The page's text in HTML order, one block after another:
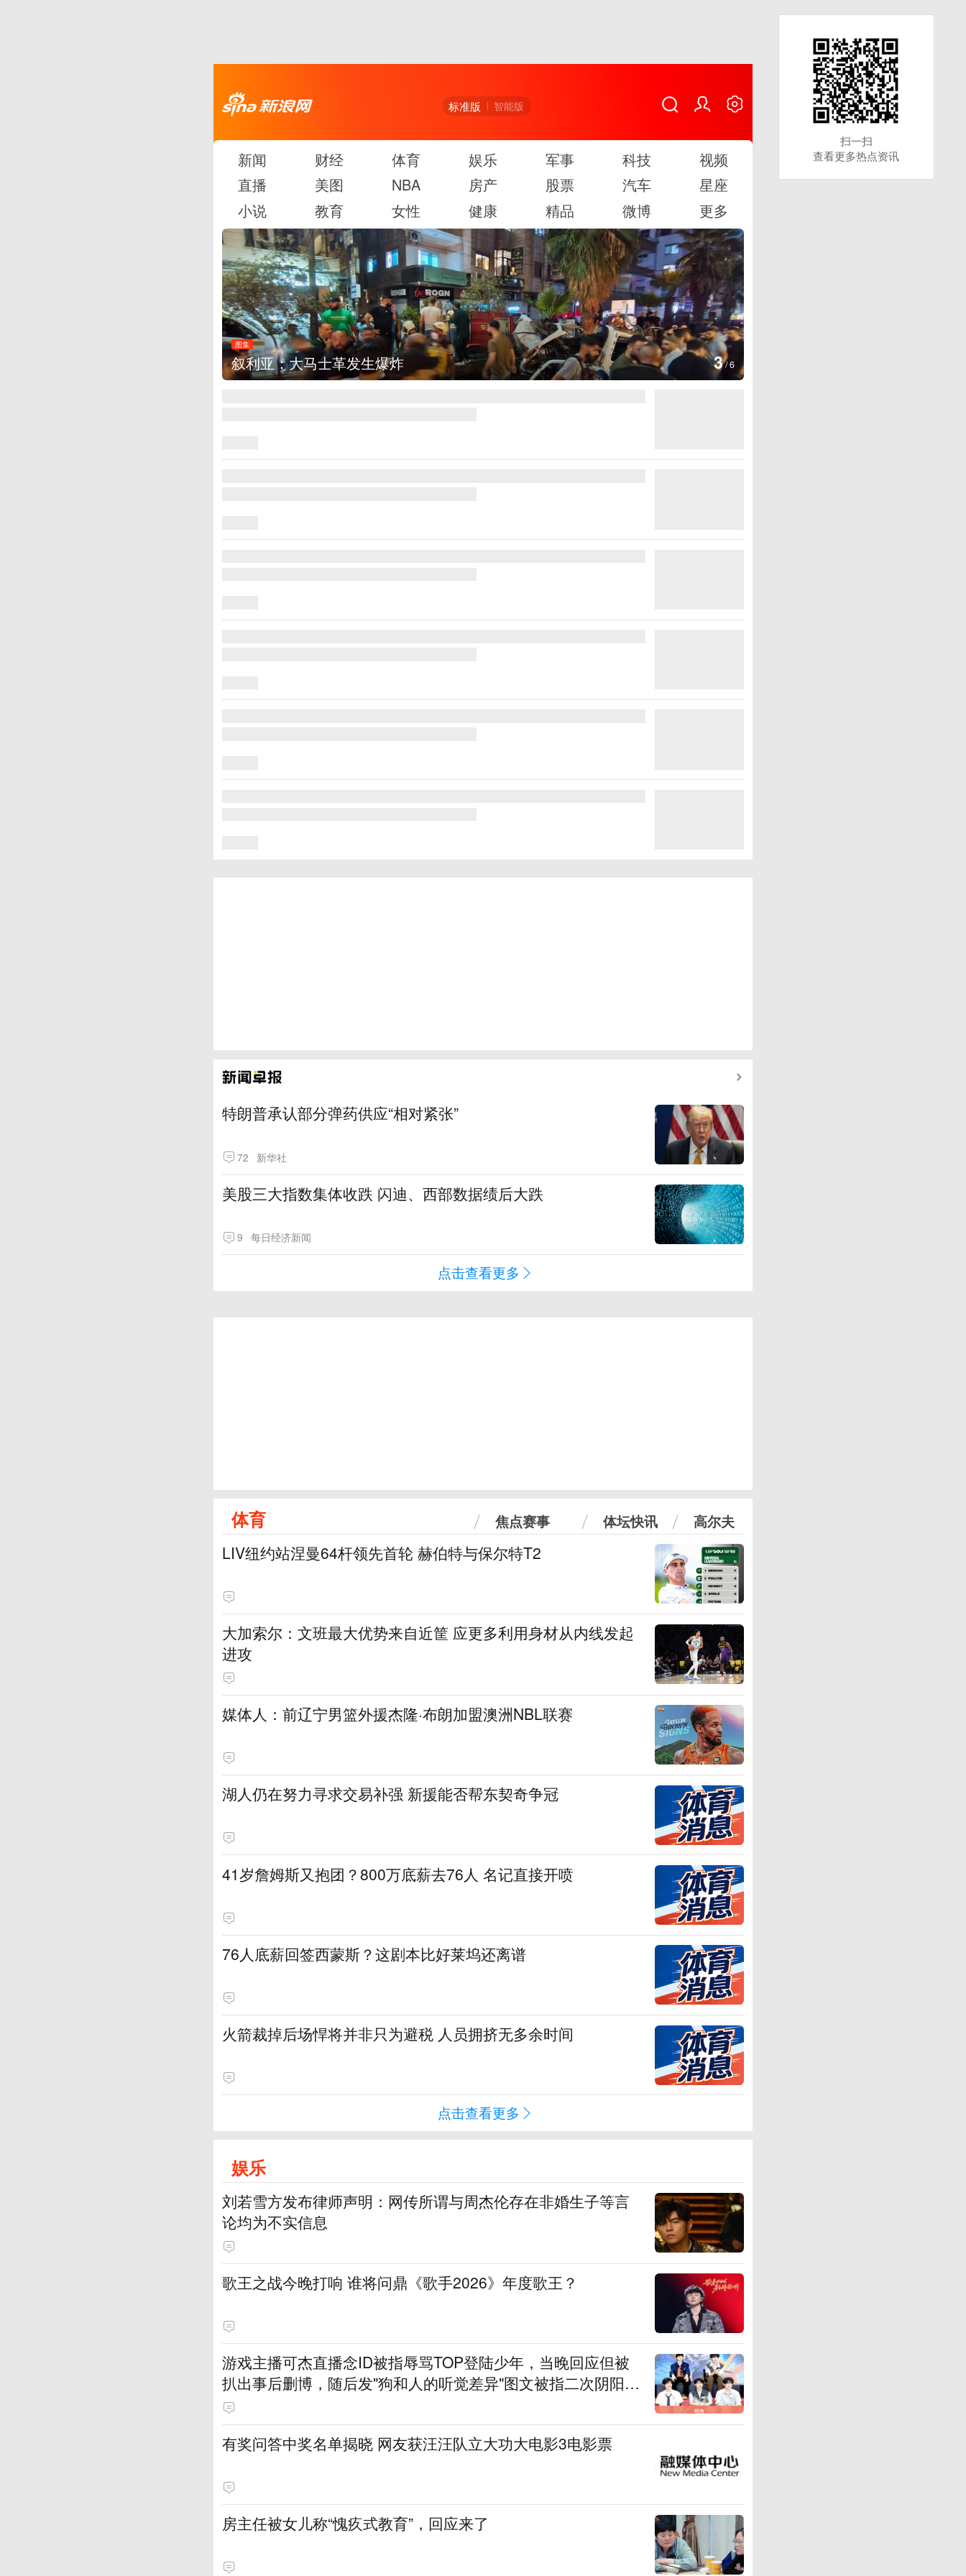
标准版 智能版
新闻 财经 体育 娱乐 军事 科技
视频
直播
美图 NBA 房产 股票 汽车
星座
小说
教育 女性 健康 精品 微博 更多
图集
云南弥勒：欢庆火把节 4/6
特朗普承认部分弹药供应“相对紧张”
72 新华社
美股三大指数集体收跌 闪迪、西部数据绩后大跌
9 每日经济新闻
点击查看更多
体育 焦点赛事 体坛快讯 高尔夫
LIV纽约站涅曼64杆领先首轮 赫伯特与保尔特T2
大加索尔：文班最大优势来自近筐 应更多利用身材从内线发起
进攻
媒体人：前辽宁男篮外援杰隆·布朗加盟澳洲NBL联赛
湖人仍在努力寻求交易补强 新援能否帮东契奇争冠
41岁詹姆斯又抱团？800万底薪去76人 名记直接开喷
76人底薪回签西蒙斯？这剧本比好莱坞还离谱
火箭裁掉后场悍将并非只为避税 人员拥挤无多余时间
点击查看更多
娱乐
刘若雪方发布律师声明：网传所谓与周杰伦存在非婚生子等言
论均为不实信息
歌王之战今晚打响 谁将问鼎《歌手2026》年度歌王？
游戏主播可杰直播念ID被指辱骂TOP登陆少年，当晚回应但被
扒出事后删博，随后发"狗和人的听觉差异"图文被指二次阴阳粉
丝
有奖问答中奖名单揭晓 网友获汪汪队立大功大电影3电影票
房主任被女儿称“愧疚式教育”，回应来了
扫一扫
查看更多热点资讯
扫一扫
查看更多热点资讯